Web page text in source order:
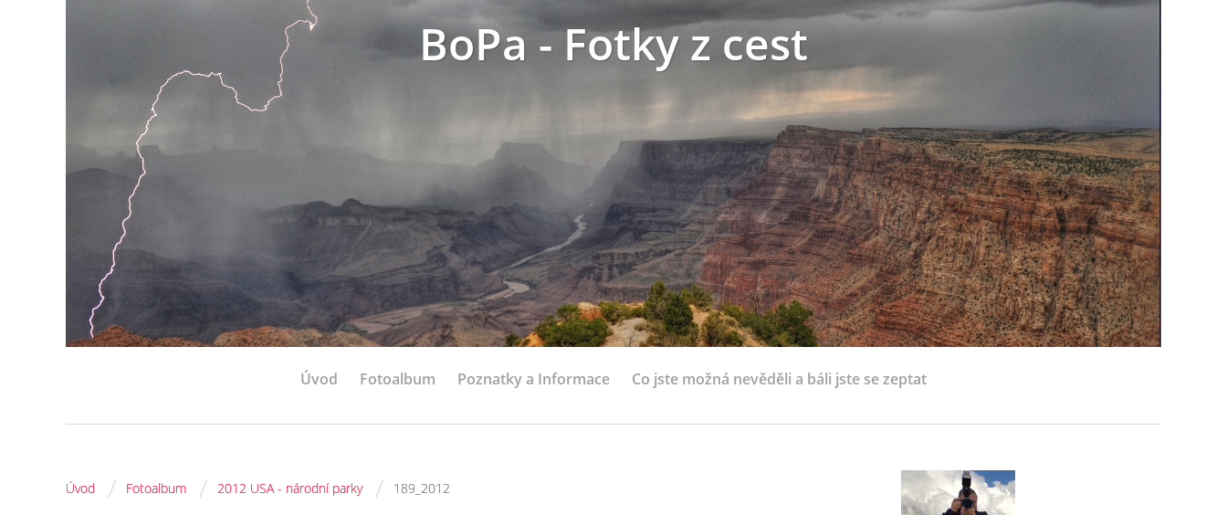
BoPa - Fotky z cest
Úvod Fotoalbum Poznatky a Informace Co jste možná nevěděli a báli jste se zeptat
Úvod / Fotoalbum / 2012 USA - národní parky / 189_2012